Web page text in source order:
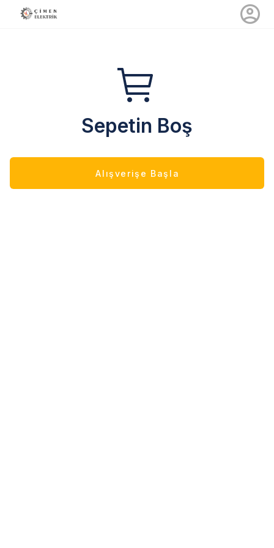
Sepetin Boş
Alışverişe Başla